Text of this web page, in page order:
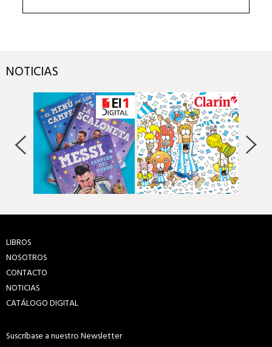
NOTICIAS
LIBROS
NOSOTROS
CONTACTO
NOTICIAS
CATÁLOGO DIGITAL
Suscríbase a nuestro Newsletter